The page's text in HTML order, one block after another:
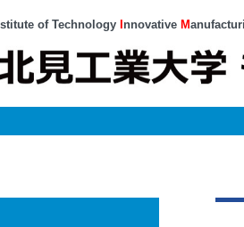
of Technology nnovative M